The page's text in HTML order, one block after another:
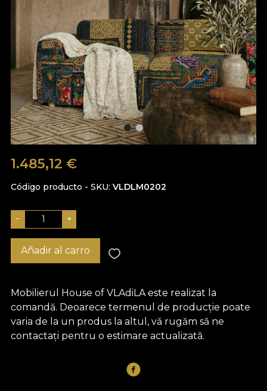
1.485,12 €
Código producto - SKU VLDLM0202
− +
Añadir al carro
Mobilierul House of VLAdiLA este realizat la
comandă. Deoarece termenul de producție poate
varia de la un produs la altul, vă rugăm să ne
contactați pentru o estimare actualizată.